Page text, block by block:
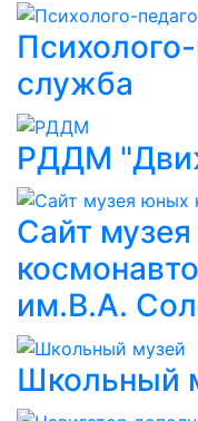
служба
РДДМ
Сайт
им.В.А.
Школьный